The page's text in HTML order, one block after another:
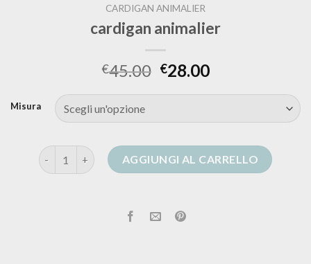
CARDIGAN ANIMALIER
cardigan animalier
€45.00 €28.00
Misura
cardigan animalier quantitàAGGIUNGI AL CARRELLO